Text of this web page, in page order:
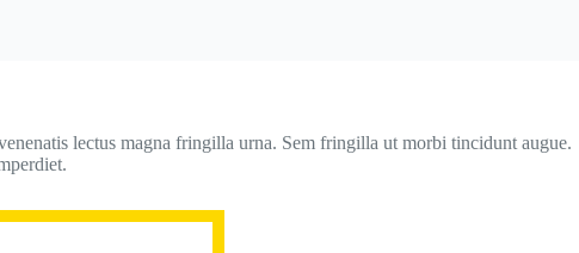
lectus magna fringilla urna. Sem fringilla ut morbi tincidunt augue.